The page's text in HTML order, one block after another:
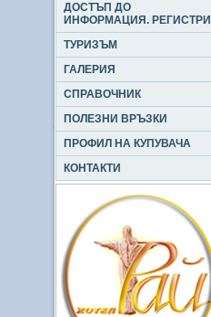
ДОСТЪП ДО
ИНФОРМАЦИЯ. РЕГИСТРИ
ТУРИЗЪМ
ГАЛЕРИЯ
СПРАВОЧНИК
ПОЛЕЗНИ ВРЪЗКИ
ПРОФИЛ НА КУПУВАЧА
КОНТАКТИ